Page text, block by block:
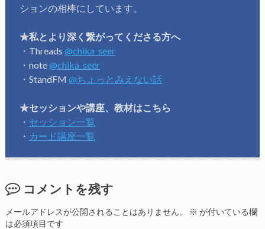
ションの相棒にしています。
★私とより深く繋がってくださる方へ
・Threads @chika_seer
・note @chika_seer
・StandFM @ちょっとみえない話
★セッションや講座、教材はこちら
・ セッション一覧
・ カード講座一覧
コメントを残す
メールアドレスが公開されることはありません。 ※ が付いている欄
は必須項目です